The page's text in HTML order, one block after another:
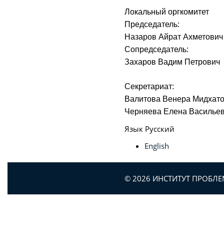
Локальный оргкомитет
Председатель:
Назаров Айрат Ахметович
Сопредседатель:
Захаров Вадим Петрович
Секретариат:
Валитова Венера
Черняева Елена
Язык Русский
English
© 2026 ИНСТИТУТ